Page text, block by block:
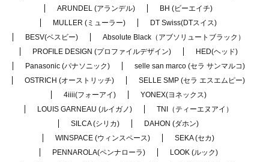
ARUNDEL (アランデル)
BH (ビーエイチ)
MULLER (ミューラー)
DT Swiss(DTスイス)
BESV(ベスビー)
Absolute Black（アブソリュートブラック）
PROFILE DESIGN (プロファイルデザイン)
HED(ヘッド)
Panasonic (パナソニック)
selle san marco (セラ サンマルコ)
OSTRICH (オーストリッチ)
SELLE SMP (セラ エスエムピー)
4iiii(フォーアイ)
YONEX(ヨネックス)
LOUIS GARNEAU (ルイガノ)
TNI（ティーエヌアイ）
SILCA (シリカ)
DAHON (ダホン)
WINSPACE (ウィンスペース)
SEKA (セカ)
PENNAROLA(ペンナローラ)
LOOK (ルック)